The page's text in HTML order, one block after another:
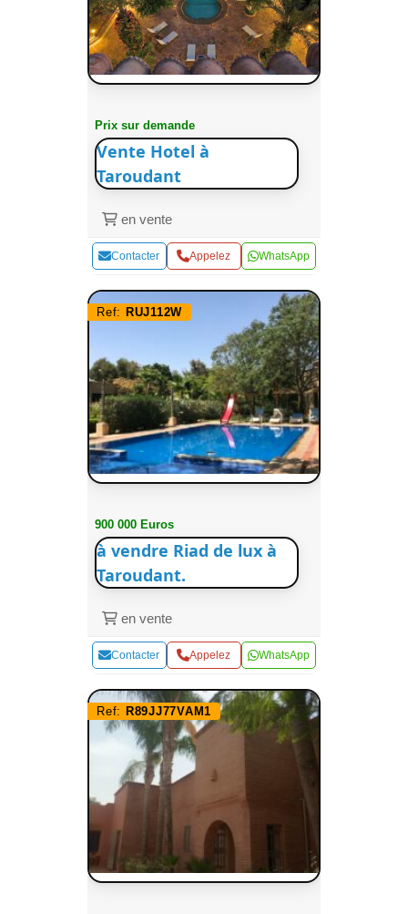
Prix sur demande
Vente Hotel à
Taroudant
en vente
Contacter Appelez WhatsApp
Ref: RUJ112W
900 000 Euros
à vendre Riad de lux à
Taroudant.
en vente
Contacter Appelez WhatsApp
Ref: R89JJ77VAM1